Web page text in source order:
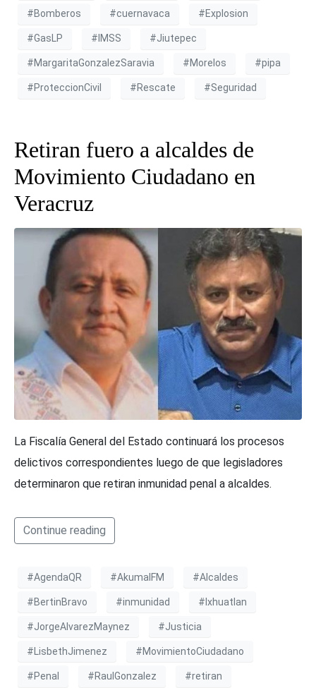
#Bomberos #cuernavaca #Explosion
#GasLP #IMSS #Jiutepec
#MargaritaGonzalezSaravia #Morelos #pipa
#ProteccionCivil #Rescate #Seguridad
Retiran fuero a alcaldes de
Movimiento Ciudadano en
Veracruz
La Fiscalía General del Estado continuará los procesos
delictivos correspondientes luego de que legisladores
determinaron que retiran inmunidad penal a alcaldes.
Continue reading
#AgendaQR #AkumalFM #Alcaldes
#BertinBravo #inmunidad #Ixhuatlan
#JorgeAlvarezMaynez #Justicia
#LisbethJimenez #MovimientoCiudadano
#Penal #RaulGonzalez #retiran